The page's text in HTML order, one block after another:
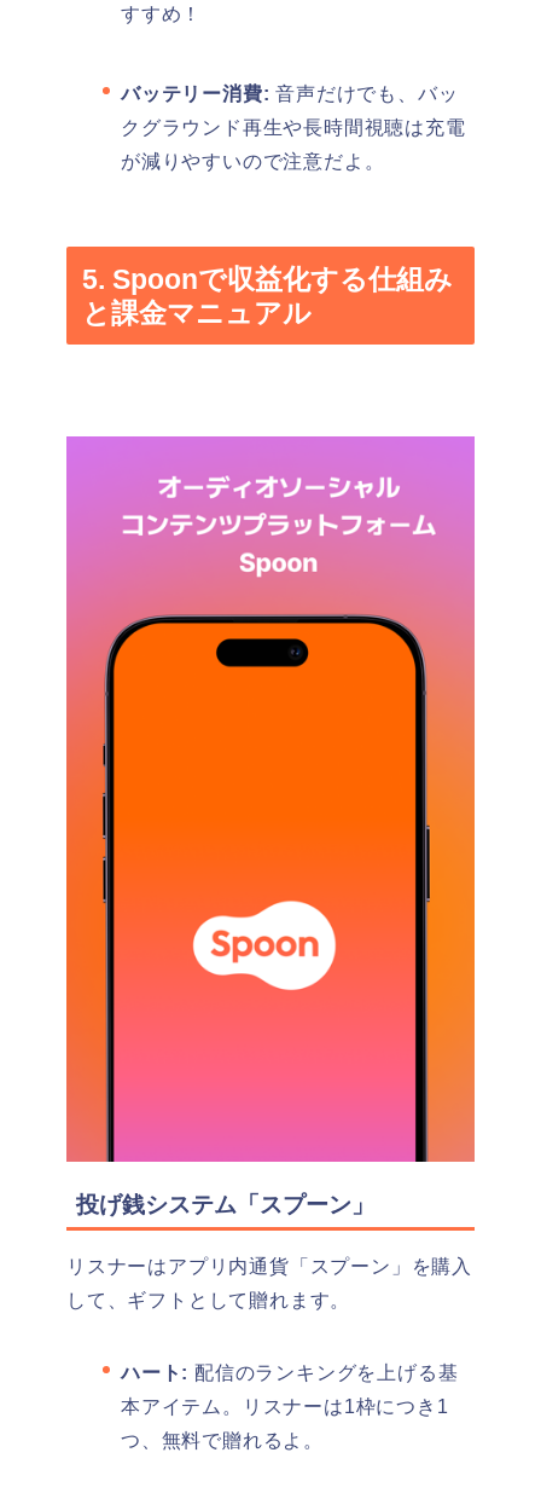
すすめ！
バッテリー消費: 音声だけでも、バッ
クグラウンド再生や長時間視聴は充電
が減りやすいので注意だよ。
5. Spoonで収益化する仕組み
と課金マニュアル
投げ銭システム「スプーン」
リスナーはアプリ内通貨「スプーン」を購入
して、ギフトとして贈れます。
ハート: 配信のランキングを上げる基
本アイテム。リスナーは1枠につき1
つ、無料で贈れるよ。